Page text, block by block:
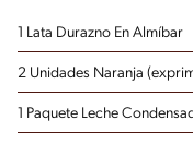
1 Lata Durazno En Almíbar
2 Unidades Naranja
1 Paquete Leche